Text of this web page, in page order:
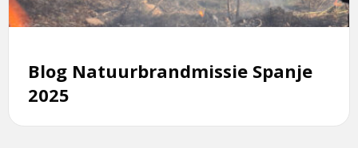
Blog Natuurbrandmissie Spanje
2025